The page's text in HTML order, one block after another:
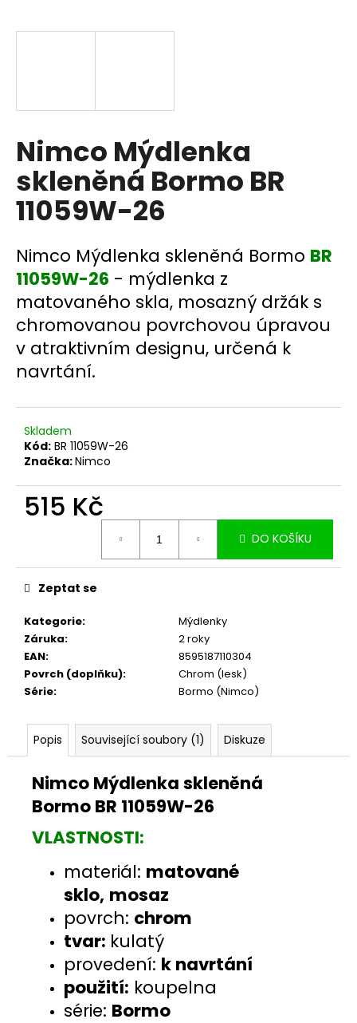
Nimco Mýdlenka
skleněná Bormo BR
11059W-26
Nimco Mýdlenka skleněná Bormo BR
11059W-26 - mýdlenka z
matovaného skla, mosazný držák s
chromovanou povrchovou úpravou
v atraktivním designu, určená k
navrtání.
Skladem
Kód: BR 11059W-26
Značka:Nimco
515 Kč
DO KOŠÍKU
Kategorie:
Mýdlenky
Záruka:
2 roky
EAN:
8595187110304
Povrch (doplňku):
Chrom (lesk)
Série: Bormo (Nimco)
Zeptat se
Popis Související soubory (1) Diskuze
Nimco Mýdlenka skleněná
Bormo BR 11059W-26
VLASTNOSTI:
materiál: matované
sklo, mosaz
povrch: chrom
tvar: kulatý
provedení: k navrtání
použití: koupelna
série: Bormo
j
?
HLEDAT
D
o
p
o
r
u
č
u
e
m
e